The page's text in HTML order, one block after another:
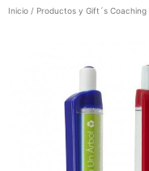
Inicio / Productos y Gift´s Coaching